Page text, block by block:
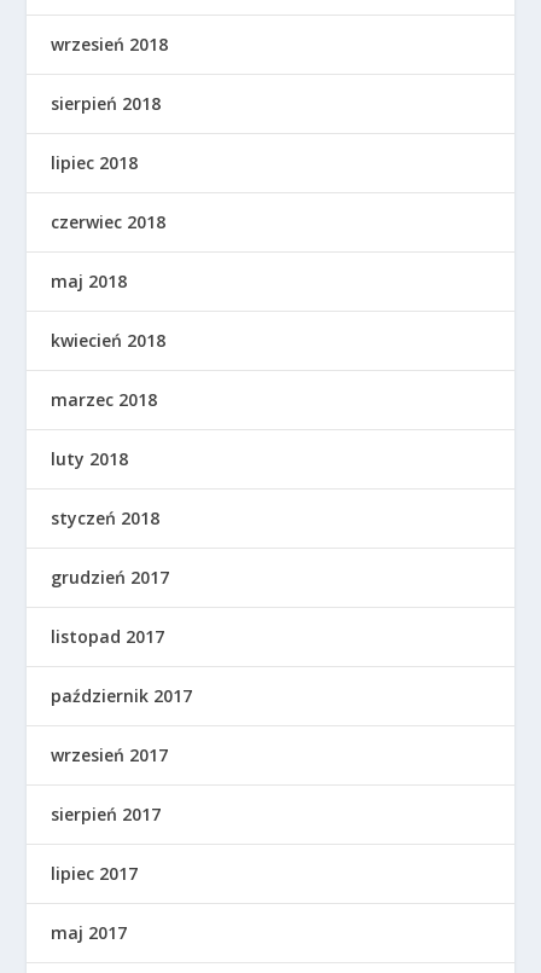
wrzesień 2018
sierpień 2018
lipiec 2018
czerwiec 2018
maj 2018
kwiecień 2018
marzec 2018
luty 2018
styczeń 2018
grudzień 2017
listopad 2017
październik 2017
wrzesień 2017
sierpień 2017
lipiec 2017
maj 2017